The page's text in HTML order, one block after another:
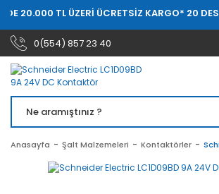
20.000 TL ÜZERİ ÜCRETSİZ KARGO* 20
0(554) 857 23 40
Anasayfa Şalt Malzemeleri Kontaktörler